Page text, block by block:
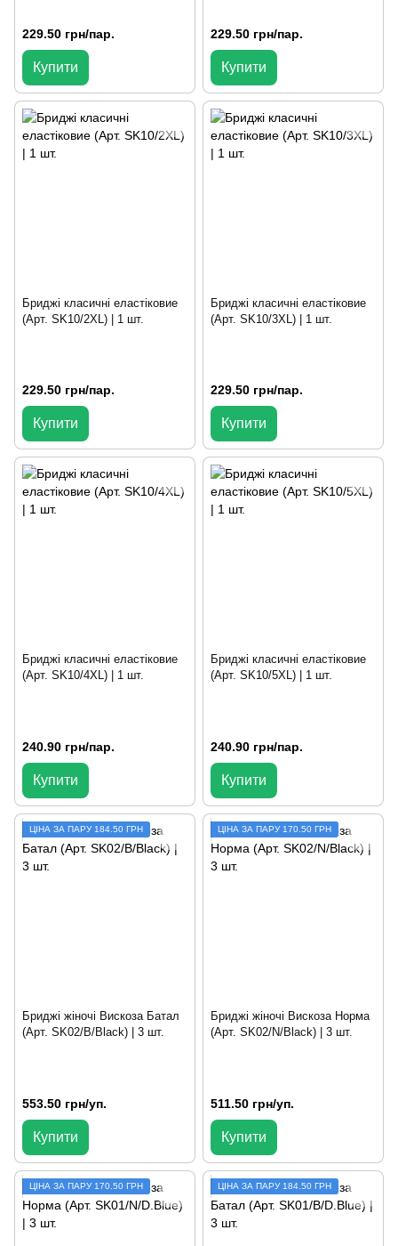
229.50 грн/пар.
Купити
229.50 грн/пар.
Купити
Бриджі класичні еластіковие
(Арт. SK10/2XL) | 1 шт.
229.50 грн/пар.
Купити
Бриджі класичні еластіковие
(Арт. SK10/3XL) | 1 шт.
229.50 грн/пар.
Купити
Бриджі класичні еластіковие
(Арт. SK10/4XL) | 1 шт.
240.90 грн/пар.
Купити
Бриджі класичні еластіковие
(Арт. SK10/5XL) | 1 шт.
240.90 грн/пар.
Купити
ЦІНА ЗА ПАРУ 184.50 ГРН
Бриджі жіночі Вискоза Батал
(Арт. SK02/B/Black) | 3 шт.
553.50 грн/уп.
Купити
ЦIНА ЗА ПАРУ 170.50 ГРН
Бриджі жіночі Вискоза Норма
(Арт. SK02/N/Black) | 3 шт.
511.50 грн/уп.
Купити
ЦIНА ЗА ПАРУ 170.50 ГРН ЦІНА ЗА ПАРУ 184.50 ГРН